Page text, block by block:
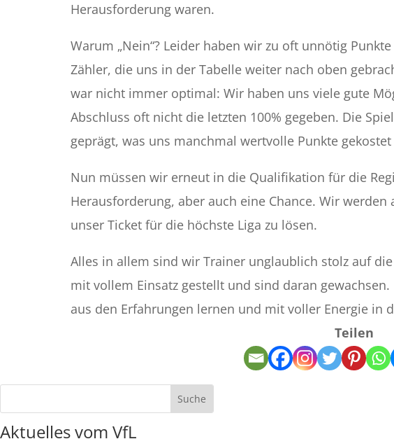
Herausforderung waren.
Warum „Nein“? Leider haben wir zu oft unnötig
Zähler, die uns in der Tabelle weiter nach oben
war nicht immer optimal: Wir haben uns viele gute
Abschluss oft nicht die letzten 100% gegeben. Die
geprägt, was uns manchmal wertvolle Punkte gekostet
Nun müssen wir erneut in die Qualifikation für die
Herausforderung, aber auch eine Chance. Wir
unser Ticket für die höchste Liga zu lösen.
Alles in allem sind wir Trainer unglaublich stolz auf
mit vollem Einsatz gestellt und sind daran
aus den Erfahrungen lernen und mit voller Energie in
Teilen
Aktuelles vom VfL